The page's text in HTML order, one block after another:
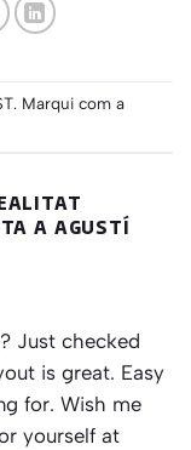
. Marqui com a
A AGUSTÍ
Just checked
is great. Easy
for. Wish me
yourself at